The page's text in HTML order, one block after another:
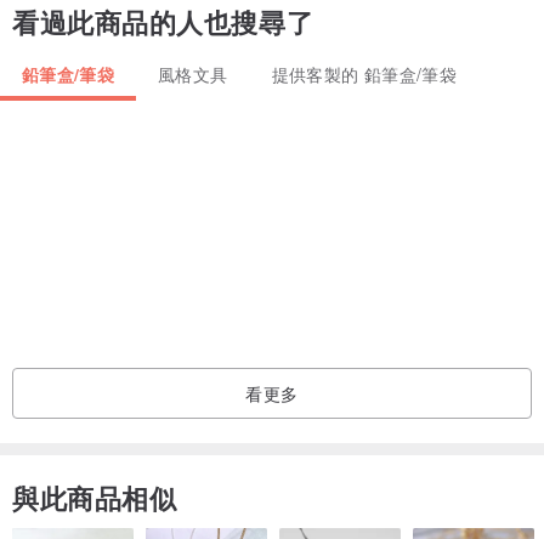
布料材質：台灣棉布(裡布色彩樣式由設計師搭配)
台灣Taiwan．手作Made in Taiwan
看過此商品的人也搜尋了
鉛筆盒/筆袋 風格文具 提供客製的 鉛筆盒/筆袋
看更多
與此商品相似